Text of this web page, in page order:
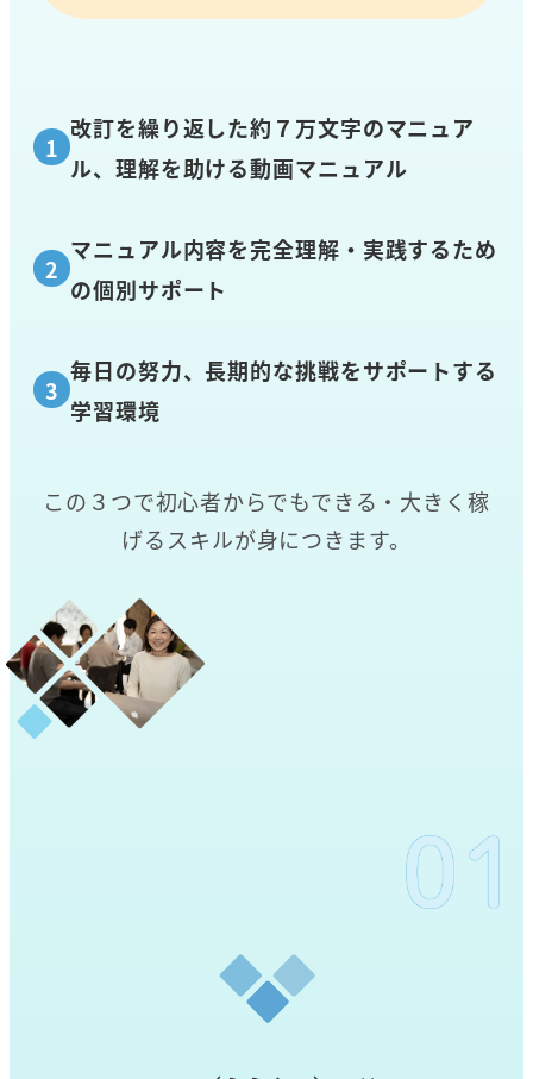
改訂を繰り返した約７万文字のマニュア
ル、理解を助ける動画マニュアル
マニュアル内容を完全理解・実践するため
の個別サポート
毎日の努力、長期的な挑戦をサポートする
学習環境
この３つで初心者からでもできる・大きく稼
げるスキルが身につきます。